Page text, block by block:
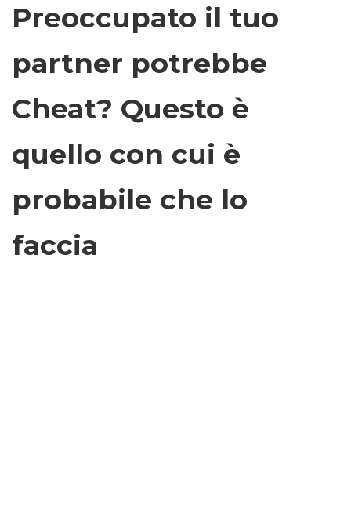
Preoccupato il tuo
partner potrebbe
Cheat? Questo è
quello con cui è
probabile che lo
faccia